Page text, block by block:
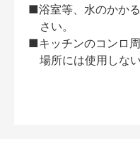
■浴室等、水のかか
さい。
■キッチンのコンロ
場所には使用しな